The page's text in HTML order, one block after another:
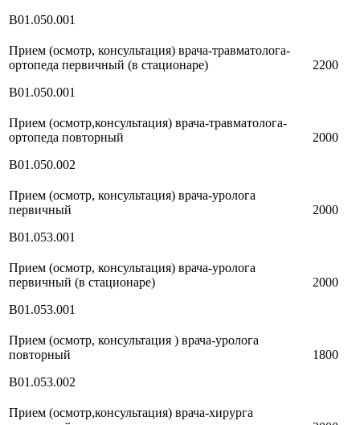
В01.050.001
Прием (осмотр, консультация) врача-травматолога-
ортопеда первичный (в стационаре)
В01.050.001
2200
Прием (осмотр,консультация) врача-травматолога-
ортопеда повторный
В01.050.002
2000
Прием (осмотр, консультация) врача-уролога
первичный
В01.053.001
2000
Прием (осмотр, консультация) врача-уролога
первичный (в стационаре)
В01.053.001
2000
Прием (осмотр, консультация ) врача-уролога
повторный
В01.053.002
1800
Прием (осмотр,консультация) врача-хирурга